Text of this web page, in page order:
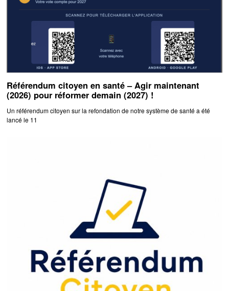
Référendum citoyen en santé – Agir maintenant
(2026) pour réformer demain (2027) !
Un référendum citoyen sur la refondation de notre système de santé a été
lancé le 11